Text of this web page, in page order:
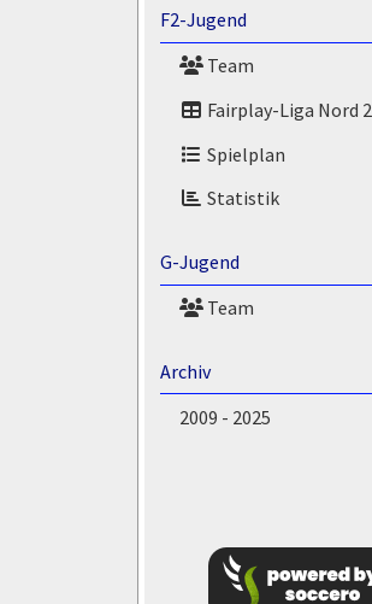
F2-Jugend
Team
Fairplay-Liga Nord 2
Spielplan
Statistik
G-Jugend
Team
Archiv
2009 - 2025